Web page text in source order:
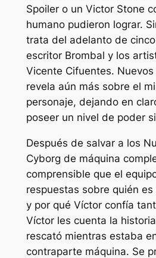
Spoiler o un Victor Stone
humano pudieron lograr.
trata del adelanto de
escritor Brombal y los
Vicente Cifuentes.
revela aún más sobre el
personaje, dejando en
poseer un nivel de poder
Después de salvar a los
Cyborg de máquina
comprensible que el
respuestas sobre quién
y por qué Víctor confía
Víctor les cuenta la
rescató mientras estaba
contraparte máquina. Se